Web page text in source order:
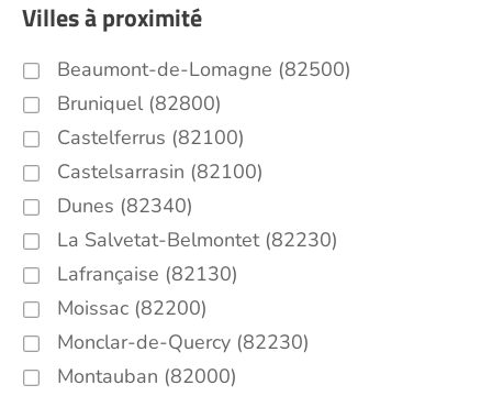
Villes à proximité
Beaumont-de-Lomagne (82500)
Bruniquel (82800)
Castelferrus (82100)
Castelsarrasin (82100)
Dunes (82340)
La Salvetat-Belmontet (82230)
Lafrançaise (82130)
Moissac (82200)
Monclar-de-Quercy (82230)
Montauban (82000)